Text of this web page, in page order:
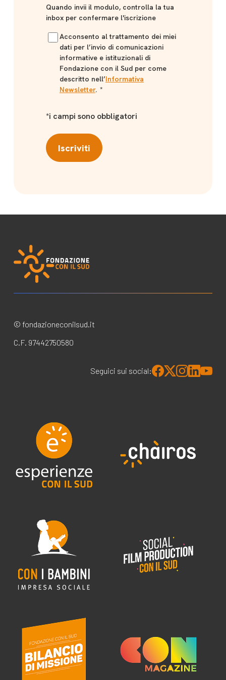
Quando invii il modulo, controlla la tua
inbox per confermare l'iscrizione
Acconsento al trattamento dei miei
dati per l’invio di comunicazioni
informative e istituzionali di
Fondazione con il Sud per come
descritto nell’Informativa
Newsletter. *
*i campi sono obbligatori
Iscriviti
© fondazioneconilsud.it
C.F. 97442750580
Seguici sui social: